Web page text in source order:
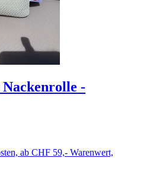
Nackenrolle -
ab CHF 59,- Warenwert,